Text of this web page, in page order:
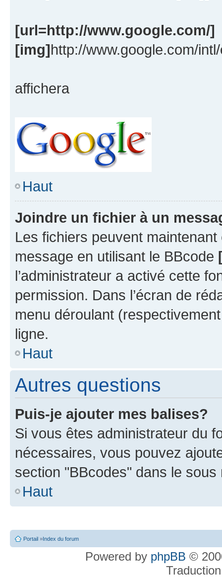
[url=http://www.google.com/]
[img]http://www.google.com/
affichera
Haut
Joindre un fichier à un
Les fichiers peuvent
message en utilisant le BBcode
l’administrateur a activé cette
permission. Dans l’écran de
menu déroulant
ligne.
Haut
Autres questions
Puis-je ajouter mes balises?
Si vous êtes administrateur du
nécessaires, vous pouvez
section "BBcodes" dans le
Haut
Portail »Index du forum
Powered by phpBB ©